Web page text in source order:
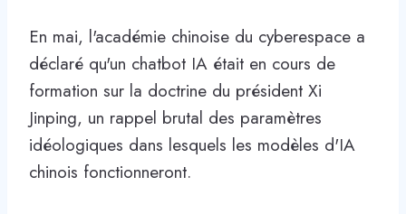
En mai, l'académie chinoise du cyberespace a
déclaré qu'un chatbot IA était en cours de
formation sur la doctrine du président Xi
Jinping, un rappel brutal des paramètres
idéologiques dans lesquels les modèles d'IA
chinois fonctionneront.